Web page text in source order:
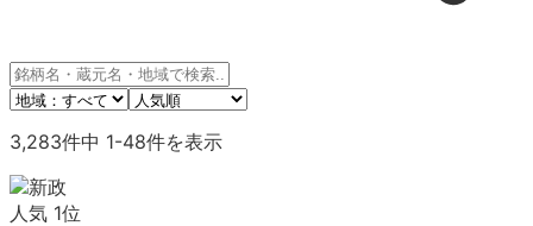
3,283件中 1-48件を表示
人気 1位